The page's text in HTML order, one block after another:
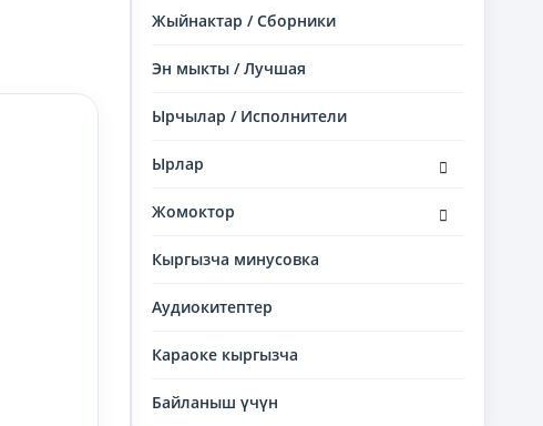
Жыйнактар / Сборники
Эн мыкты / Лучшая
Ырчылар / Исполнители
Ырлар
дочернее
Жомоктор
дочернее
Кыргызча минусовка
Аудиокитептер
Караоке кыргызча
Байланыш үчүн